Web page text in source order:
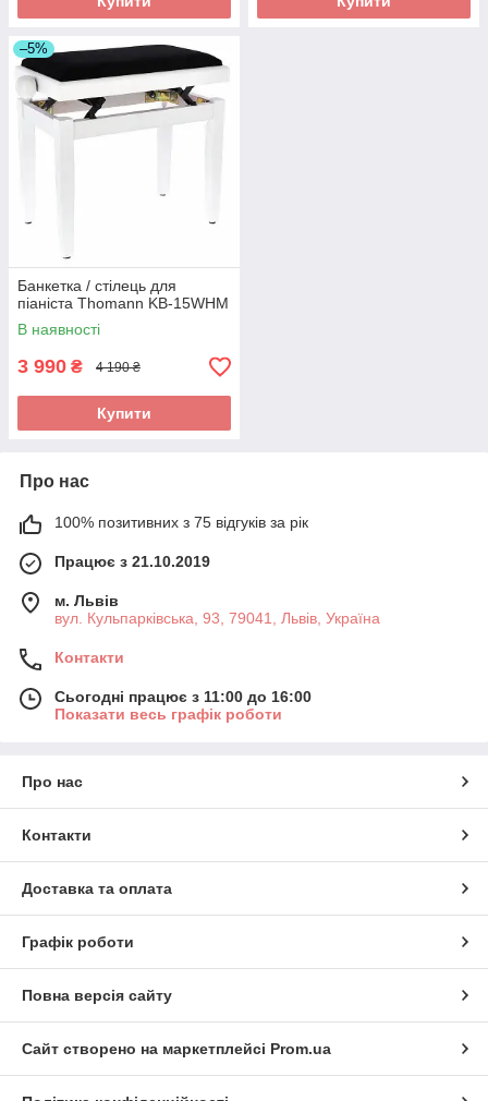
–5%
Банкетка / стілець для
піаніста Thomann KB-15WHM
В наявності
3 990 ₴ 4 190 ₴
Купити
Про нас
100% позитивних з 75 відгуків за рік
Працює з 21.10.2019
м. Львів
вул. Кульпарківська, 93, 79041, Львів, Україна
Контакти
Сьогодні працює з 11:00 до 16:00
Показати весь графік роботи
Про нас
Контакти
Доставка та оплата
Графік роботи
Повна версія сайту
Сайт створено на маркетплейсі Prom.ua